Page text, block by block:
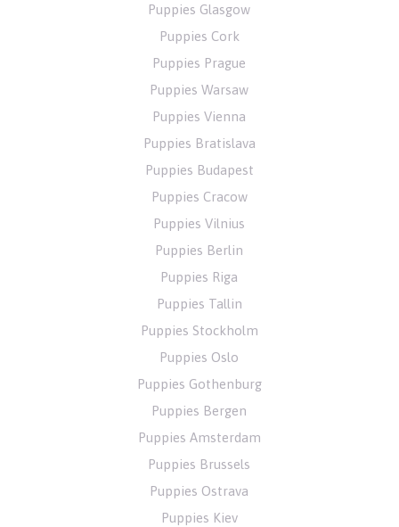
Puppies Glasgow
Puppies Cork
Puppies Prague
Puppies Warsaw
Puppies Vienna
Puppies Bratislava
Puppies Budapest
Puppies Cracow
Puppies Vilnius
Puppies Berlin
Puppies Riga
Puppies Tallin
Puppies Stockholm
Puppies Oslo
Puppies Gothenburg
Puppies Bergen
Puppies Amsterdam
Puppies Brussels
Puppies Ostrava
Puppies Kiev